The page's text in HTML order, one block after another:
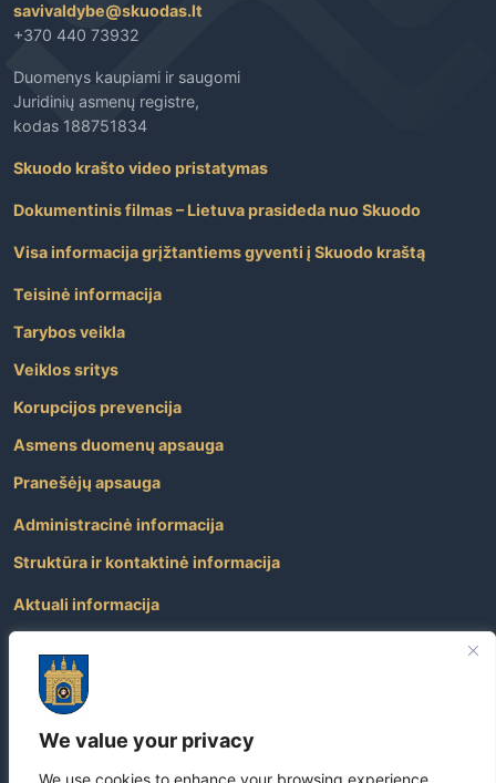
We value your privacy
We use cookies to enhance your browsing experience,
savivaldybe@skuodas.lt
+370 440 73932
Duomenys kaupiami ir saugomi
Juridinių asmenų registre,
kodas 188751834
Skuodo krašto video pristatymas
Dokumentinis filmas – Lietuva prasideda nuo Skuodo
Visa informacija grįžtantiems gyventi į Skuodo kraštą
Teisinė informacija
Tarybos veikla
Veiklos sritys
Korupcijos prevencija
Asmens duomenų apsauga
Pranešėjų apsauga
Administracinė informacija
Struktūra ir kontaktinė informacija
Aktuali informacija
Atviri duomenys
Nuorodos
Dažniausiai užduodami klausimai